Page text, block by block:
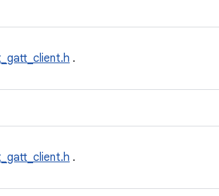
.
.